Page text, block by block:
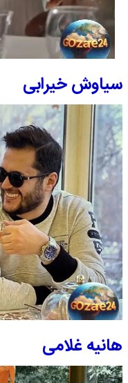
سیاوش خیرابی
هانیه غلامی